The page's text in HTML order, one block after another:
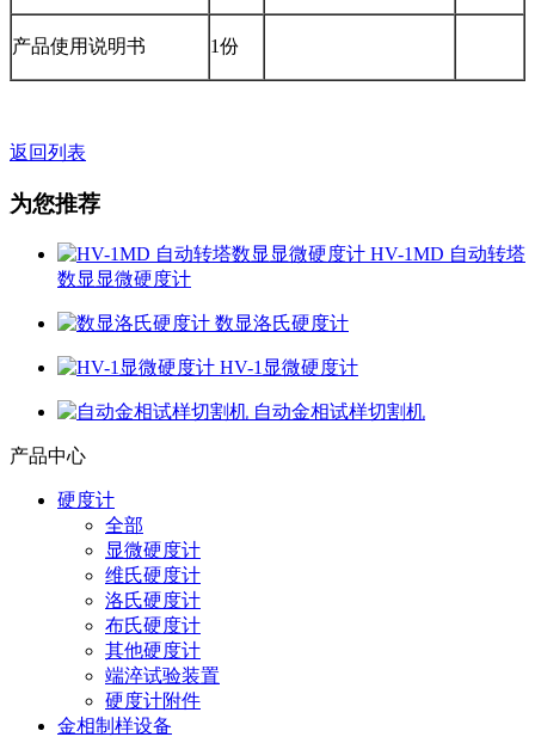
产品使用说明书 1份
返回列表
为您推荐
HV-1MD 自动转塔
数显显微硬度计
数显洛氏硬度计
HV-1显微硬度计
自动金相试样切割机
产品中心
硬度计
全部
显微硬度计
维氏硬度计
洛氏硬度计
布氏硬度计
其他硬度计
端淬试验装置
硬度计附件
金相制样设备